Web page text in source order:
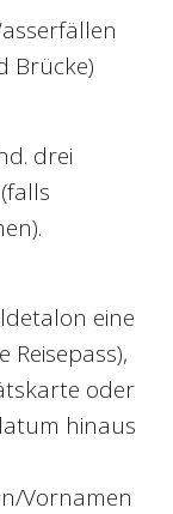
Brücke)
drei
eine
Reisepass),
oder
hinaus
Vornamen